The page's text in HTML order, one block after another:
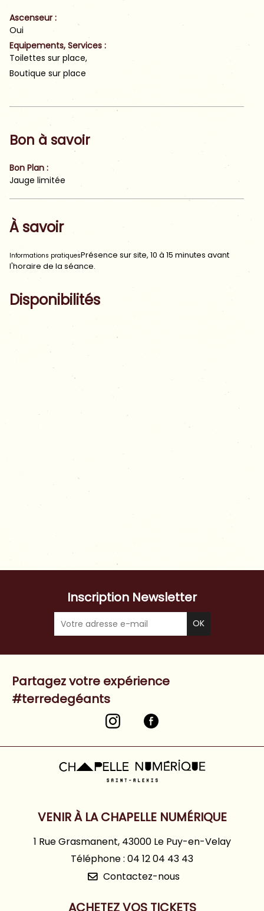
Ascenseur :
Oui
Equipements, Services :
Toilettes sur place
Boutique sur place
Bon à savoir
Bon Plan :
Jauge limitée
À savoir
Informations pratiquesPrésence sur site, 10 à 15 minutes avant
l'horaire de la séance.
Disponibilités
Partagez votre expérience
#terredegéants
Inscription Newsletter
VENIR À LA CHAPELLE NUMÉRIQUE
1 Rue Grasmanent, 43000 Le Puy-en-Velay
Téléphone : 04 12 04 43 43
Contactez-nous
ACHETEZ VOS TICKETS